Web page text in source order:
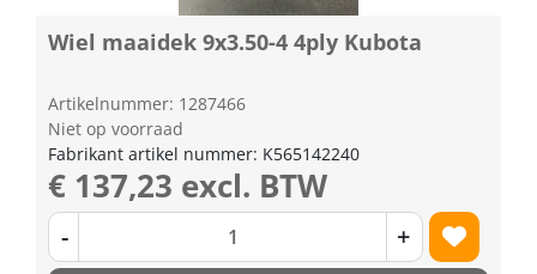
Wiel maaidek 9x3.50-4 4ply Kubota
Artikelnummer: 1287466
Niet op voorraad
Fabrikant artikel nummer: K565142240
€ 137,23 excl. BTW
- +